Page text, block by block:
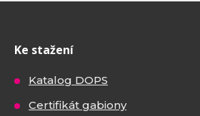
Ke stažení
Katalog DOPS
Certifikát gabiony